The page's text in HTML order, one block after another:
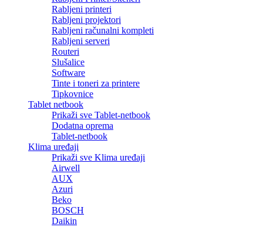
Rabljeni printeri
Rabljeni projektori
Rabljeni računalni kompleti
Rabljeni serveri
Routeri
Slušalice
Software
Tinte i toneri za printere
Tipkovnice
Tablet netbook
Prikaži sve Tablet-netbook
Dodatna oprema
Tablet-netbook
Klima uređaji
Prikaži sve Klima uređaji
Airwell
AUX
Azuri
Beko
BOSCH
Daikin